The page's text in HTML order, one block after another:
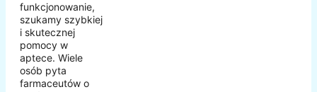
funkcjonowanie,
szukamy szybkiej
i skutecznej
pomocy w
aptece. Wiele
osób pyta
farmaceutów o